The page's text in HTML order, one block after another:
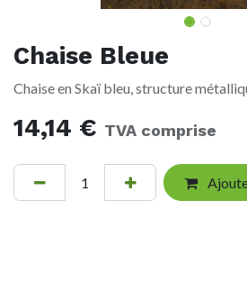
Chaise Bleue
Chaise en Skaï bleu, structure
14,14 € TVA comprise